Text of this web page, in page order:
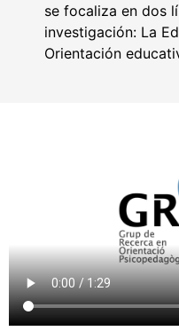
se focaliza en dos
investigación: La
Orientación